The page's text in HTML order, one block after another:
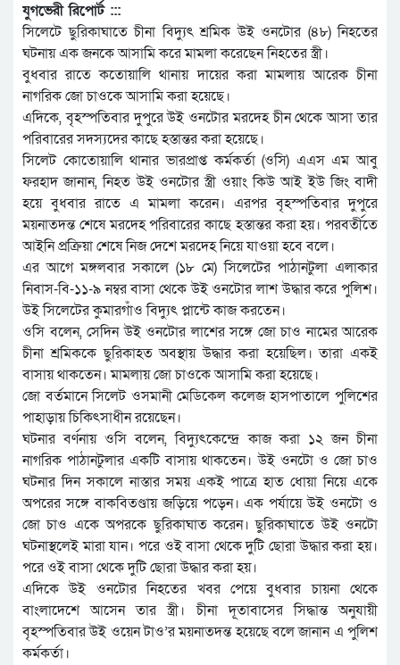
যুগভেরী রিপোর্ট :::
সিলেটে ছুরিকাঘাতে চীনা বিদ্যুৎ শ্রমিক উই ওনটোর (৪৮) নিহতের
ঘটনায় এক জনকে আসামি করে মামলা করেছেন নিহতের স্ত্রী।
বুধবার রাতে কতোয়ালি থানায় দায়ের করা মামলায় আরেক চীনা
নাগরিক জো চাওকে আসামি করা হয়েছে।
এদিকে, বৃহস্পতিবার দুপুরে উই ওনটোর মরদেহ চীন থেকে আসা তার
পরিবারের সদস্যদের কাছে হস্তান্তর করা হয়েছে।
সিলেট কোতোয়ালি থানার ভারপ্রাপ্ত কর্মকর্তা (ওসি) এএস এম আবু
ফরহাদ জানান, নিহত উই ওনটোর স্ত্রী ওয়াং কিউ আই ইউ জিং বাদী
হয়ে বুধবার রাতে এ মামলা করেন। এরপর বৃহস্পতিবার দুপুরে
ময়নাতদন্ত শেষে মরদেহ পরিবারের কাছে হস্তান্তর করা হয়। পরবর্তীতে
আইনি প্রক্রিয়া শেষে নিজ দেশে মরদেহ নিয়ে যাওয়া হবে বলে।
এর আগে মঙ্গলবার সকালে (১৮ মে) সিলেটের পাঠানটুলা এলাকার
নিবাস-বি-১১-৯ নম্বর বাসা থেকে উই ওনটোর লাশ উদ্ধার করে পুলিশ।
উই সিলেটের কুমারগাঁও বিদ্যুৎ প্লান্টে কাজ করতেন।
ওসি বলেন, সেদিন উই ওনটোর লাশের সঙ্গে জো চাও নামের আরেক
চীনা শ্রমিককে ছুরিকাহত অবস্থায় উদ্ধার করা হয়েছিল। তারা একই
বাসায় থাকতেন। মামলায় জো চাওকে আসামি করা হয়েছে।
জো বর্তমানে সিলেট ওসমানী মেডিকেল কলেজ হাসপাতালে পুলিশের
পাহাড়ায় চিকিৎসাধীন রয়েছেন।
ঘটনার বর্ণনায় ওসি বলেন, বিদ্যুৎকেন্দ্রে কাজ করা ১২ জন চীনা
নাগরিক পাঠানটুলার একটি বাসায় থাকতেন। উই ওনটো ও জো চাও
ঘটনার দিন সকালে নাস্তার সময় একই পাত্রে হাত ধোয়া নিয়ে একে
অপরের সঙ্গে বাকবিতণ্ডায় জড়িয়ে পড়েন। এক পর্যায়ে উই ওনটো ও
জো চাও একে অপরকে ছুরিকাঘাত করেন। ছুরিকাঘাতে উই ওনটো
ঘটনাস্থলেই মারা যান। পরে ওই বাসা থেকে দুটি ছোরা উদ্ধার করা হয়।
পরে ওই বাসা থেকে দুটি ছোরা উদ্ধার করা হয়।
এদিকে উই ওনটোর নিহতের খবর পেয়ে বুধবার চায়না থেকে
বাংলাদেশে আসেন তার স্ত্রী। চীনা দূতাবাসের সিদ্ধান্ত অনুযায়ী
বৃহস্পতিবার উই ওয়েন টাও’র ময়নাতদন্ত হয়েছে বলে জানান এ পুলিশ
কর্মকর্তা।